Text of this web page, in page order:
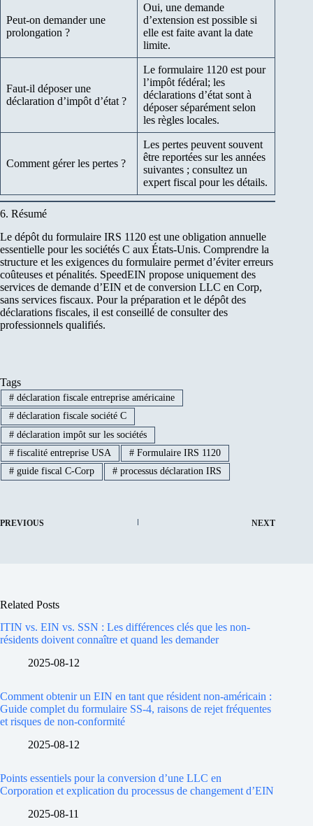
Peut-on demander une
prolongation ?
Oui, une demande
d’extension est possible si
elle est faite avant la date
limite.
Faut-il déposer une
déclaration d’impôt d’état ?
Le formulaire 1120 est pour
l’impôt fédéral; les
déclarations d’état sont à
déposer séparément selon
les règles locales.
Comment gérer les pertes ?
Les pertes peuvent souvent
être reportées sur les années
suivantes ; consultez un
expert fiscal pour les détails.
6. Résumé
Le dépôt du formulaire IRS 1120 est une obligation annuelle
essentielle pour les sociétés C aux États-Unis. Comprendre la
structure et les exigences du formulaire permet d’éviter erreurs
coûteuses et pénalités. SpeedEIN propose uniquement des
services de demande d’EIN et de conversion LLC en Corp,
sans services fiscaux. Pour la préparation et le dépôt des
déclarations fiscales, il est conseillé de consulter des
professionnels qualifiés.
Tags
#déclaration fiscale entreprise américaine
#déclaration fiscale société C
#déclaration impôt sur les sociétés
#fiscalité entreprise USA #Formulaire IRS 1120
#guide fiscal C-Corp #processus déclaration IRS
PREVIOUS NEXT
Related Posts
ITIN vs. EIN vs. SSN : Les différences clés que les non-
résidents doivent connaître et quand les demander
2025-08-12
Comment obtenir un EIN en tant que résident non-américain :
Guide complet du formulaire SS-4, raisons de rejet fréquentes
et risques de non-conformité
2025-08-12
Points essentiels pour la conversion d’une LLC en
Corporation et explication du processus de changement d’EIN
2025-08-11